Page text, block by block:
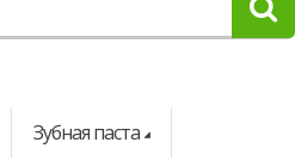
Зубная паста